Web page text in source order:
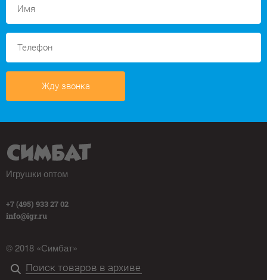
Жду звонка
Игрушки оптом
+7 (495) 933 27 02
info@igr.ru
© 2018 «Симбат»